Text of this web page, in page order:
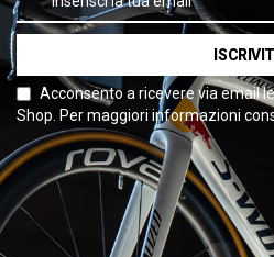
ISCRIVITI
Acconsento a ricevere via email
Shop. Per maggiori informazioni